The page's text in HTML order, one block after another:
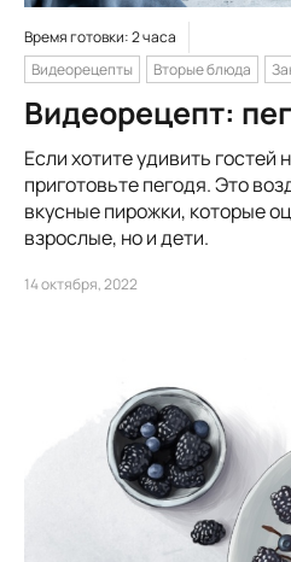
Время готовки: 2 часа
Видеорецепты
Вторые блюда
Видеорецепт:
Если хотите удивить
приготовьте пегодя. Это
вкусные пирожки, которые
взрослые, но и дети.
14 октября, 2022